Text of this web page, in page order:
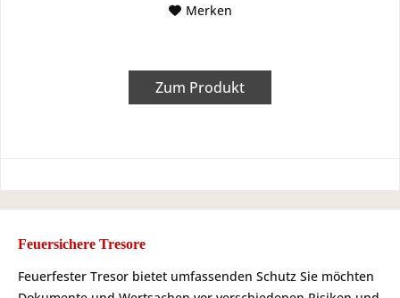
Merken
Zum Produkt
Feuersichere Tresore
Feuerfester Tresor bietet umfassenden Schutz Sie möchten